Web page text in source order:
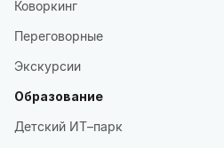
Коворкинг
Переговорные
Экскурсии
Образование
Детский ИТ–парк